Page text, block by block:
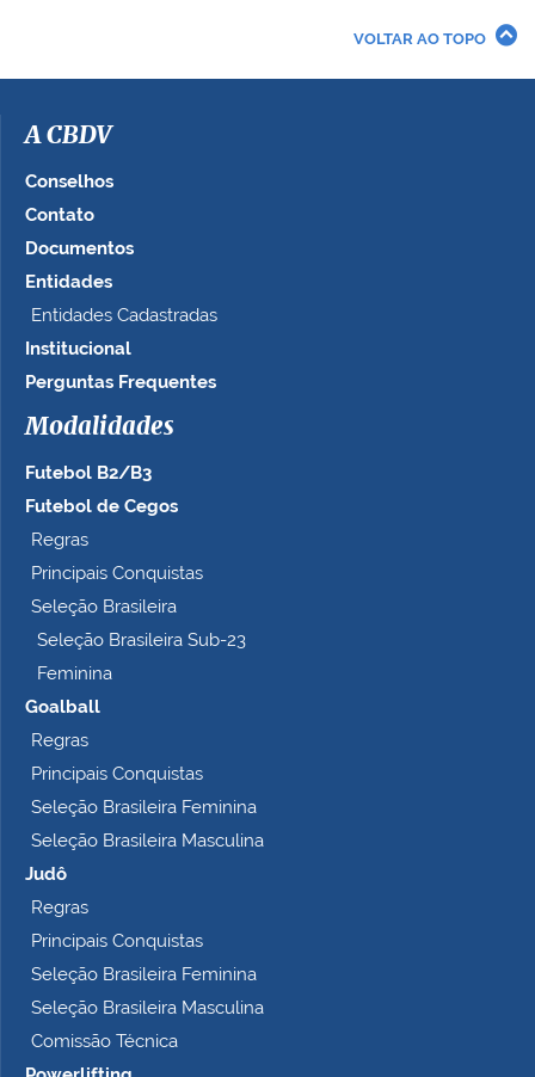
i
a
e
n
o
t
m
a
n
o
o
m
e
t
VOLTAR AO TOPO
A CBDV
Conselhos
Contato
Documentos
Entidades
Entidades Cadastradas
Institucional
Perguntas Frequentes
Modalidades
Futebol B2/B3
Futebol de Cegos
Regras
Principais Conquistas
Seleção Brasileira
Seleção Brasileira Sub-23
Feminina
Goalball
Regras
Principais Conquistas
Seleção Brasileira Feminina
Seleção Brasileira Masculina
Judô
Regras
Principais Conquistas
Seleção Brasileira Feminina
Seleção Brasileira Masculina
Comissão Técnica